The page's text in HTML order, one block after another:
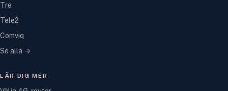
Tre
Tele2
Comviq
Se alla →
LÄR DIG MER